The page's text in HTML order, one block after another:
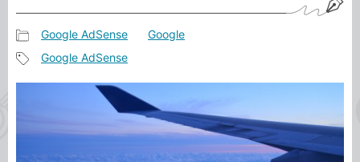
事
カ
Google AdSense Google
グ
Google AdSense